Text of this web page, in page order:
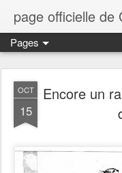
page officielle de
Pages
OCT
15
Encore un